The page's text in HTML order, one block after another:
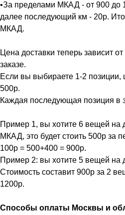
•За пределами МКАД - от 900 до
далее последующий км - 20р.
МКАД.
Цена доставки теперь зависит
заказе.
Если вы выбираете 1-2 позиции,
500р.
Каждая последующая позиция в
Пример 1, вы хотите 6 вещей на
МКАД, это будет стоить 500р за
100р = 500+400 = 900р.
Пример 2: вы хотите 5 вещей на
Стоимость составит 900р за 2
1200р.
Способы оплаты Москвы и